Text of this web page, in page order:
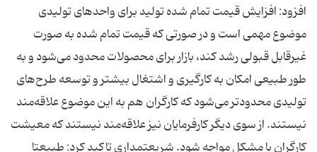
افزود: افزایش قیمت تمام شده تولید برای واحدهای تولیدی
موضوع مهمی است و در صورتی که قیمت تمام شده به صورت
غیرقابل قبولی رشد کند، بازار برای محصولات محدود می‌شود و به
طور طبیعی امکان به کارگیری و اشتغال بیشتر و توسعه طرح‌های
تولیدی محدودتر می‌شود که کارگران هم به این موضوع علاقه‌مند
نیستند. از سوی دیگر کارفرمایان نیز علاقه‌مند نیستند که معیشت
کارگران با مشکل مواجه شود. شریعتمداری تاکید کرد: طبیعتا